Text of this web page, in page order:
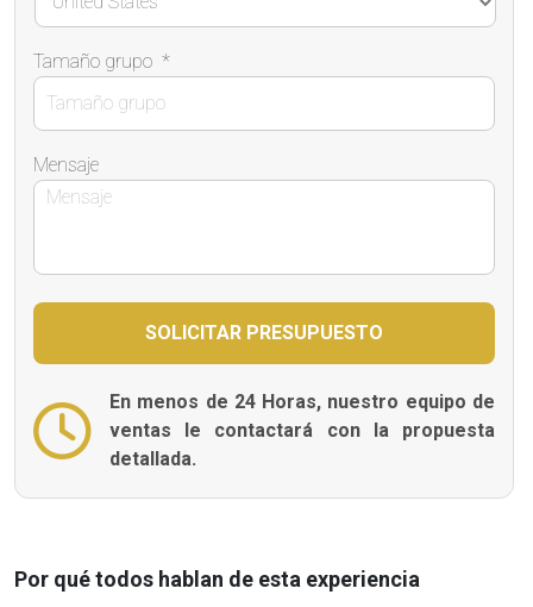
Tamaño grupo *
Mensaje
En menos de 24 Horas, nuestro equipo de
ventas le contactará con la propuesta
detallada.
Por qué todos hablan de esta experiencia